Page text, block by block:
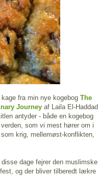
fra min nye kogebog The
Journey af Laila El-Haddad
antyder - både en kogebog
som vi mest hører om i
krig, mellemøst-konflikten,
dage fejrer den muslimske
og der bliver tilberedt lækre